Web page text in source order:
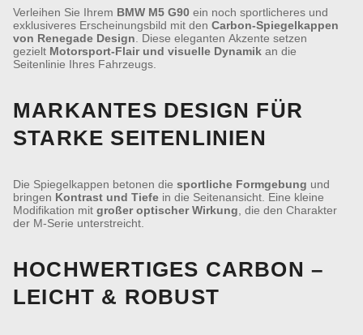
Verleihen Sie Ihrem BMW M5 G90 ein noch sportlicheres und
exklusiveres Erscheinungsbild mit den Carbon-Spiegelkappen
von Renegade Design . Diese eleganten Akzente setzen
gezielt Motorsport-Flair und visuelle Dynamik an die
Seitenlinie Ihres Fahrzeugs.
MARKANTES DESIGN FÜR
STARKE SEITENLINIEN
Die Spiegelkappen betonen die sportliche Formgebung und
bringen Kontrast und Tiefe in die Seitenansicht. Eine kleine
Modifikation mit großer optischer Wirkung , die den Charakter
der M-Serie unterstreicht.
HOCHWERTIGES CARBON –
LEICHT & ROBUST